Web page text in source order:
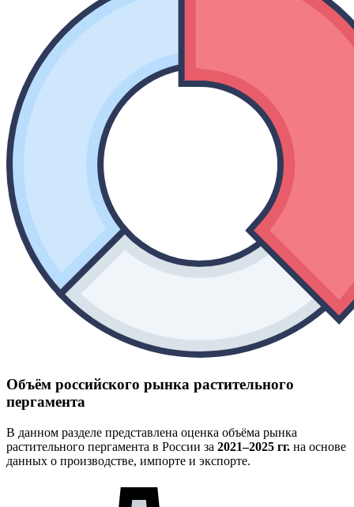
Объём российского рынка растительного
пергамента
В данном разделе представлена оценка объёма рынка
растительного пергамента в России за 2021–2025 гг. на основе
данных о производстве, импорте и экспорте.